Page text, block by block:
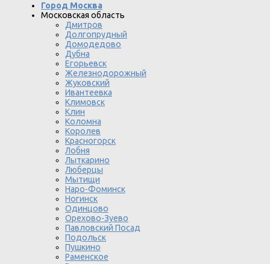
Город Москва
Московская область
Дмитров
Долгопрудный
Домодедово
Дубна
Егорьевск
Железнодорожный
Жуковский
Ивантеевка
Климовск
Клин
Коломна
Королев
Красногорск
Лобня
Лыткарино
Люберцы
Мытищи
Наро-Фоминск
Ногинск
Одинцово
Орехово-Зуево
Павловский Посад
Подольск
Пушкино
Раменское